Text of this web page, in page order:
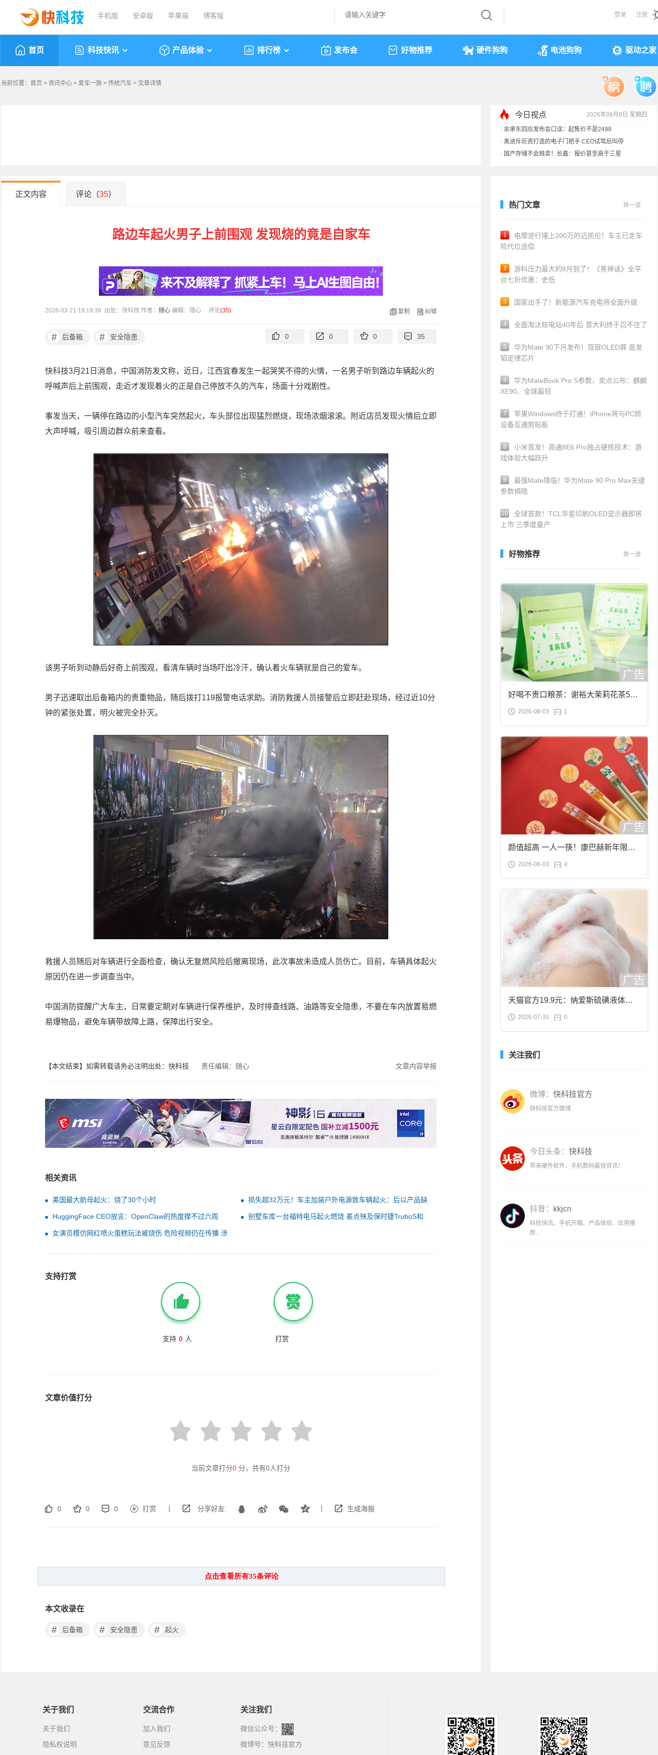
手机版 安卓版 苹果端 博客版 登录 注册
首页 科技快讯 产品体验 排行榜 发布会 好物推荐 硬件狗狗 电池狗狗 驱动之家
当前位置： 首页 > 资讯中心 > 爱车一族 > 传统汽车 > 文章详情
今日视点 2026年08月6日 星期四
· 余承东回应发布会口误：起售价不是2499
· 奥迪斥巨资打造的电子门把手 CEO试驾后叫停
· 国产存储不会贱卖！长鑫：报价甚至高于三星
正文内容 评论（35）
路边车起火男子上前围观 发现烧的竟是自家车
2026-03-21 19:19:38 出处：快科技 作者： 随心 编辑：随心 评论(35) 复制 纠错
# 后备箱 # 安全隐患 0 0 0 35
快科技3月21日消息，中国消防发文称，近日，江西宜春发生一起哭笑不得的火情，一名男子听到路边车辆起火的
呼喊声后上前围观，走近才发现着火的正是自己停放不久的汽车，场面十分戏剧性。
事发当天，一辆停在路边的小型汽车突然起火，车头部位出现猛烈燃烧，现场浓烟滚滚。附近店员发现火情后立即
大声呼喊，吸引周边群众前来查看。
该男子听到动静后好奇上前围观，看清车辆时当场吓出冷汗，确认着火车辆就是自己的爱车。
男子迅速取出后备箱内的贵重物品，随后拨打119报警电话求助。消防救援人员接警后立即赶赴现场，经过近10分
钟的紧张处置，明火被完全扑灭。
救援人员随后对车辆进行全面检查，确认无复燃风险后撤离现场，此次事故未造成人员伤亡。目前，车辆具体起火
原因仍在进一步调查当中。
中国消防提醒广大车主，日常要定期对车辆进行保养维护，及时排查线路、油路等安全隐患，不要在车内放置易燃
易爆物品，避免车辆带故障上路，保障出行安全。
【本文结束】如需转载请务必注明出处：快科技 责任编辑：随心 文章内容举报
相关资讯
美国最大航母起火：烧了30个小时
损失超32万元！车主加装户外电源致车辆起火：后以产品缺
陷为由诉至法院
HuggingFace CEO放言：OpenClaw的热度撑不过六周
别墅车库一台福特电马起火燃烧 差点殃及保时捷TruboS和
女演员模仿网红喷火蛋糕玩法被烧伤 危险视频仍在传播 涉
支持打赏
支持 0 人 打赏
文章价值打分
当前文章打分0 分，共有0人打分
0 0 0 打赏 | 分享好友: | 生成海报
本文收录在
# 后备箱 # 安全隐患 # 起火
热门文章 换一波
1
电摩逆行撞上200万的迈凯伦！车主已走车
险代位追偿
2
游科压力最大的8月到了！《黑神话》全平
台七折优惠：史低
3 国家出手了！新能源汽车充电将全面升级
4 全面淘汰核电站40年后 意大利终于忍不住了
5
华为Mate 90下月发布！双层OLED屏 首发
韬定律芯片
6
华为MateBook Pro S参数、卖点公布：麒麟
XE90、全球最轻
7
苹果Windows终于打通！iPhone将与PC跨
设备互通剪贴板
8
小米首发！高通8E6 Pro独占硬核技术：游
戏体验大幅跃升
9
最强Mate降临！华为Mate 90 Pro Max关键
参数揭晓
10
全球首款！TCL华星印刷OLED显示器即将
上市 三季度量产
好物推荐 换一波
好喝不贵口粮茶：谢裕大茉莉花茶50g
袋装9.9元到手
2026-08-03 1
颜值超高 一人一筷！康巴赫新年限定
合金筷子大促：19.9元
2026-08-03 4
天猫官方19.9元：纳爱斯硫磺液体香
皂2斤大促
2026-07-31 0
关注我们
微博： 快科技官方
快科技官方微博
今日头条： 快科技
带来硬件软件、手机数码最快资讯！
抖音： kkjcn
科技快讯、手机开箱、产品体验、应用推
荐...
关于我们
关于我们
隐私权说明
交流合作
加入我们
意见反馈
关注我们
微信公众号：
微博号： 快科技官方